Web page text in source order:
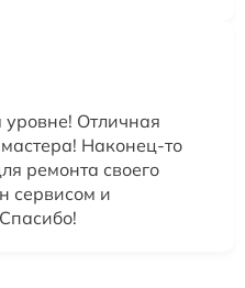
Отличная
Наконец-то
ремонта своего
сервисом и